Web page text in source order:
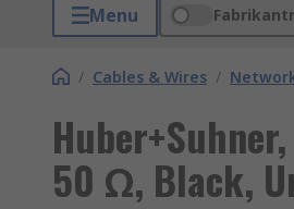
Menu
/ Cables & Wires /
50 Ω, Black,